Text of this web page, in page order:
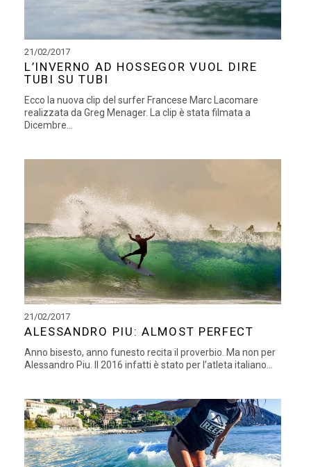
21/02/2017
L’INVERNO AD HOSSEGOR VUOL DIRE
TUBI SU TUBI
Ecco la nuova clip del surfer Francese Marc Lacomare
realizzata da Greg Menager. La clip è stata filmata a
Dicembre...
21/02/2017
ALESSANDRO PIU: ALMOST PERFECT
Anno bisesto, anno funesto recita il proverbio. Ma non per
Alessandro Piu. Il 2016 infatti è stato per l’atleta italiano...